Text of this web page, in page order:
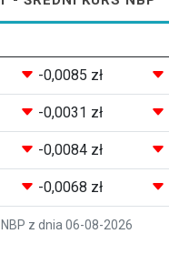
z dnia 06-08-2026
-0,0085 zł
-0,0031 zł
-0,0084 zł
-0,0068 zł